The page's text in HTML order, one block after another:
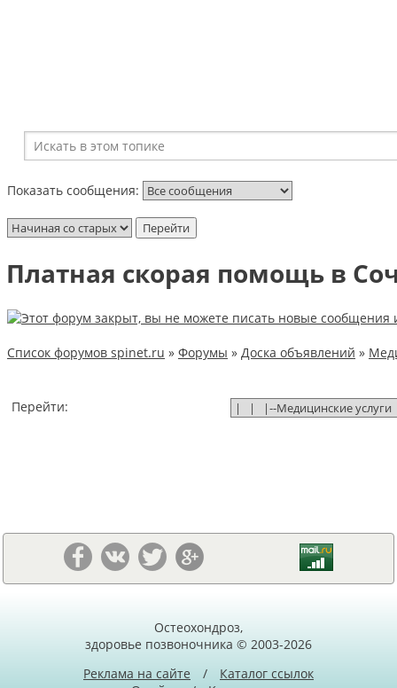
Показать сообщения:
Платная скорая помощь в
Список форумов spinet.ru » Форумы » Доска объявлений »
Перейти:
Остеохондроз,
здоровье позвоночника © 2003-2026
Реклама на сайте
/
Каталог ссылок